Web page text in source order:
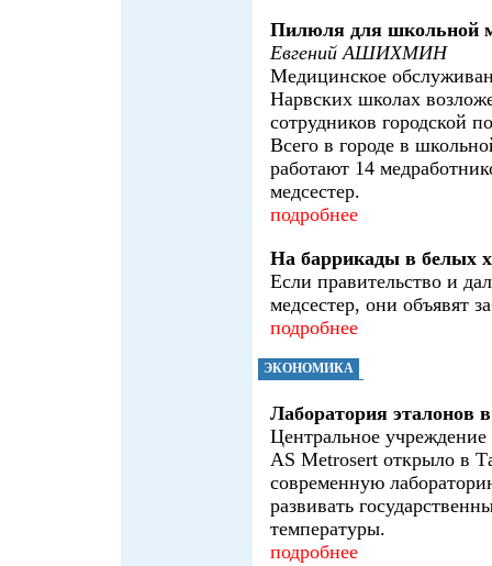
Пилюля для школьной
Евгений АШИХМИН
Медицинское
Нарвских школах
сотрудников городской
Всего в городе в
работают 14
медсестер.
подробнее
На баррикады в белых
Если правительство и
медсестер, они объявят
подробнее
ЭКОНОМИКА
Лаборатория эталонов
Центральное
АS Metrosert открыло в
современную
развивать
температуры.
подробнее